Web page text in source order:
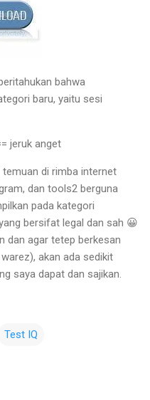
bahwa
baru, yaitu sesi
jeruk anget
di rimba internet
dan tools2 berguna
pada kategori
bersifat legal dan sah 😀
dan agar tetep berkesan
akan ada sedikit
saya dapat dan sajikan.
Test IQ